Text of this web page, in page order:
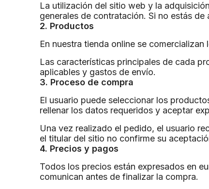
La utilización del sitio web y la
generales de contratación. Si no estás
2. Productos
En nuestra tienda online se
Las características principales de cada
aplicables y gastos de envío.
3. Proceso de compra
El usuario puede seleccionar los
rellenar los datos requeridos y aceptar
Una vez realizado el pedido, el usuario
el titular del sitio no confirme su
4. Precios y pagos
Todos los precios están expresados en
comunican antes de finalizar la compra.